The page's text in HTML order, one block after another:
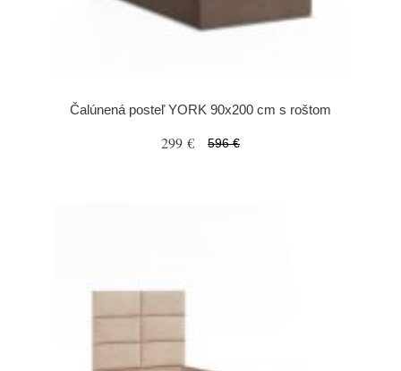
Čalúnená posteľ YORK 90x200 cm s roštom
299 € 596 €